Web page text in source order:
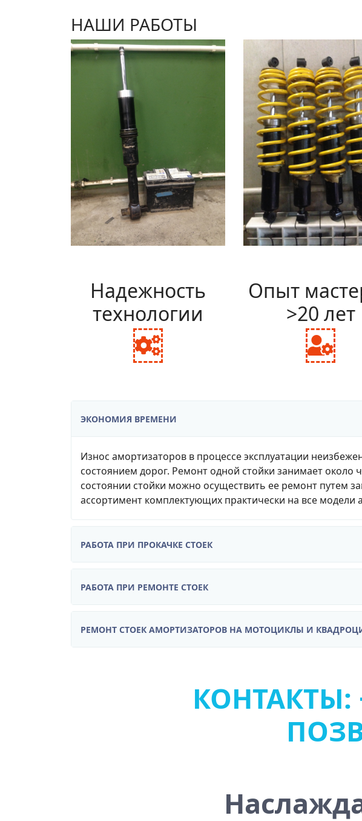
НАШИ РАБОТЫ
Надежность
технологии
fa
Опыт
>20 лет
fas
ЭКОНОМИЯ ВРЕМЕНИ
Износ амортизаторов в процессе эксплуатации
состоянием дорог. Ремонт одной стойки занимает
состоянии стойки можно осуществить ее ремонт путем
ассортимент комплектующих практически на все
РАБОТА ПРИ ПРОКАЧКЕ СТОЕК
РАБОТА ПРИ РЕМОНТЕ СТОЕК
РЕМОНТ СТОЕК АМОРТИЗАТОРОВ НА МОТОЦИКЛЫ И
КОНТАКТЫ: